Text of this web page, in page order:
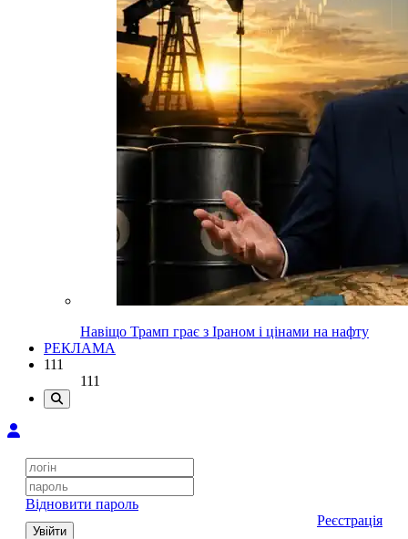
Навіщо Трамп грає з Іраном і цінами на нафту
РЕКЛАМА
111
111
Відновити пароль
Увійти
Реєстрація